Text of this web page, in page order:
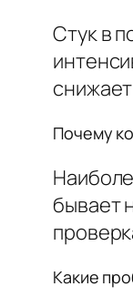
Стук в
Почему
бывает
Какие